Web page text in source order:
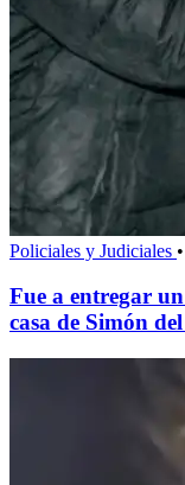
Policiales y Judiciales •
Fue a entregar
casa de Simón